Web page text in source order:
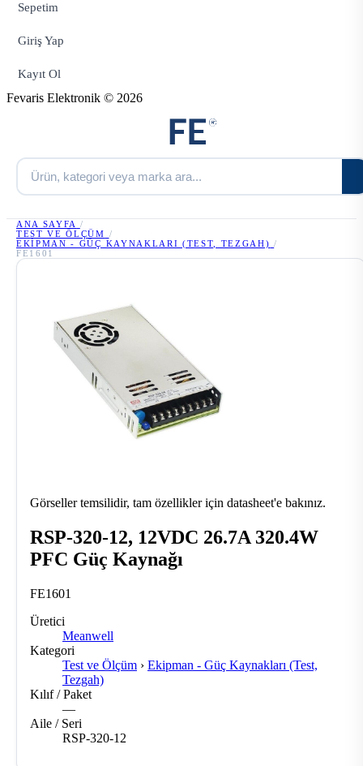
Sepetim
Giriş Yap
Kayıt Ol
Fevaris Elektronik © 2026
ANA SAYFA /
TEST VE ÖLÇÜM /
EKIPMAN - GÜÇ KAYNAKLARI (TEST, TEZGAH) /
FE1601
Görseller temsilidir, tam özellikler için datasheet'e bakınız.
RSP-320-12, 12VDC 26.7A 320.4W
PFC Güç Kaynağı
FE1601
Üretici
Meanwell
Kategori
Test ve Ölçüm › Ekipman - Güç Kaynakları (Test,
Tezgah)
Kılıf / Paket
—
Aile / Seri
RSP-320-12